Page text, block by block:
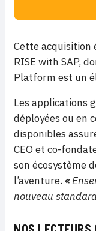
Cette acquisition
RISE with SAP,
Platform est un
Les applications
déployées ou en
disponibles
CEO et co-
son écosystème
l’aventure. «
nouveau